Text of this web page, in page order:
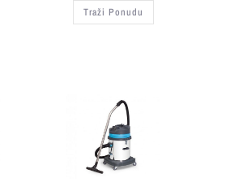
Traži Ponudu